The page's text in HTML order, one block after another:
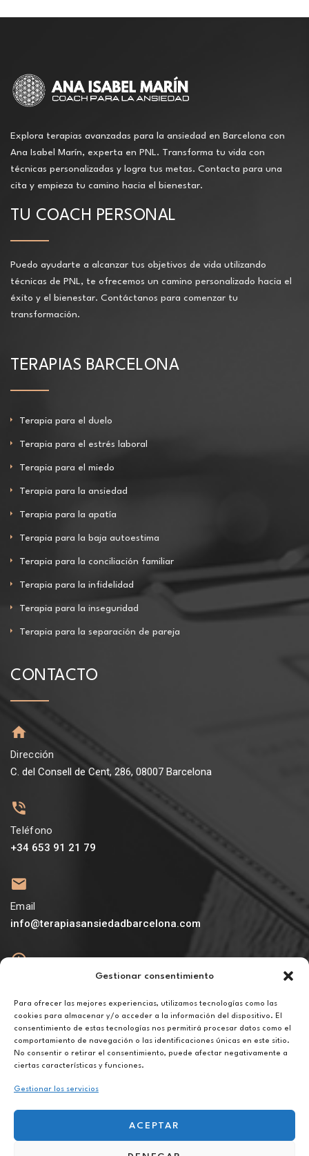
Gestionar consentimiento
Para ofrecer las mejores experiencias, utilizamos tecnologías como las
cookies para almacenar y/o acceder a la información del dispositivo. El
consentimiento de estas tecnologías nos permitirá procesar datos como el
comportamiento de navegación o las identificaciones únicas en este sitio.
No consentir o retirar el consentimiento, puede afectar negativamente a
ciertas características y funciones.
Gestionar los servicios
ACEPTAR
Explora terapias avanzadas para la ansiedad en Barcelona con
Ana Isabel Marín, experta en PNL. Transforma tu vida con
técnicas personalizadas y logra tus metas. Contacta para una
cita y empieza tu camino hacia el bienestar.
TU COACH PERSONAL
Puedo ayudarte a alcanzar tus objetivos de vida utilizando
técnicas de PNL, te ofrecemos un camino personalizado hacia el
éxito y el bienestar. Contáctanos para comenzar tu
transformación.
TERAPIAS BARCELONA
Terapia para el duelo
Terapia para el estrés laboral
Terapia para el miedo
Terapia para la ansiedad
Terapia para la apatía
Terapia para la baja autoestima
Terapia para la conciliación familiar
Terapia para la infidelidad
Terapia para la inseguridad
Terapia para la separación de pareja
CONTACTO
Dirección
C. del Consell de Cent, 286, 08007 Barcelona
Teléfono
+34 653 91 21 79
Email
info@terapiasansiedadbarcelona.com
De lunes a viernes de 10h a 20h
Aviso legal
Política de privacidad
Política de cookies